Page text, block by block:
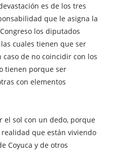
es de los tres
que le asigna la
los diputados
cuales tienen que ser
de no coincidir con los
tienen porque ser
con elementos
el sol con un dedo, porque
que están viviendo
Coyuca y de otros